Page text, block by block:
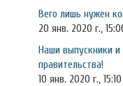
Вего лишь нужен
20 янв. 2020 г.,
Наши выпускники
правительства!
10 янв. 2020 г., 15:10